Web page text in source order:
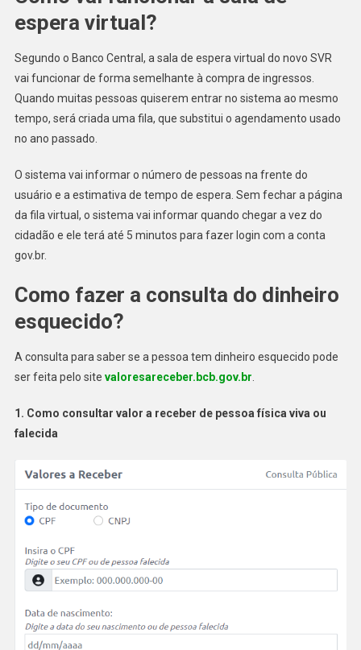
espera virtual?
Segundo o Banco Central, a sala de espera virtual do novo SVR
vai funcionar de forma semelhante à compra de ingressos.
Quando muitas pessoas quiserem entrar no sistema ao mesmo
tempo, será criada uma fila, que substitui o agendamento usado
no ano passado.
O sistema vai informar o número de pessoas na frente do
usuário e a estimativa de tempo de espera. Sem fechar a página
da fila virtual, o sistema vai informar quando chegar a vez do
cidadão e ele terá até 5 minutos para fazer login com a conta
gov.br.
Como fazer a consulta do dinheiro
esquecido?
A consulta para saber se a pessoa tem dinheiro esquecido pode
ser feita pelo site valoresareceber.bcb.gov.br
1. Como consultar valor a receber de pessoa física viva ou
falecida